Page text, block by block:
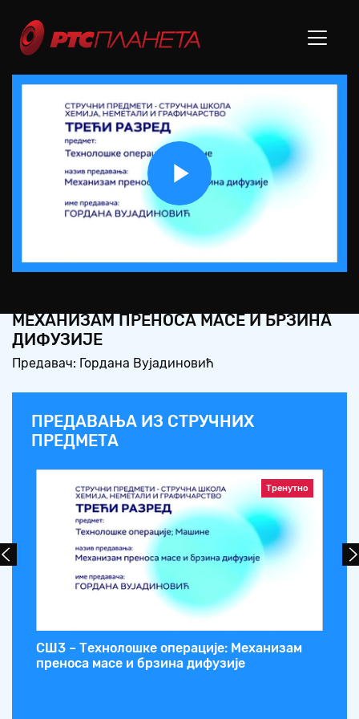
Play
Video
МЕХАНИЗАМ ПРЕНОСА МАСЕ И БРЗИНА
ДИФУЗИЈЕ
Предавач: Гордана Вујадиновић
ПРЕДАВАЊА ИЗ СТРУЧНИХ
ПРЕДМЕТА
Тренутно
СШ3 – Технолошке операције: Механизам
преноса масе и брзина дифузије